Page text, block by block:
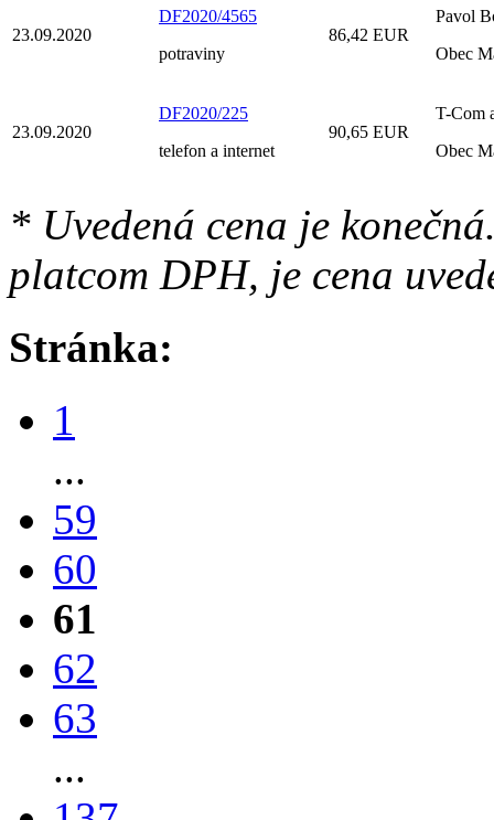
23.09.2020
DF2020/4565
potraviny
86,42 EUR
Pavol
Obec
23.09.2020
DF2020/225
telefon a internet
90,65 EUR
T-Com
Obec
* Uvedená cena je
platcom DPH, je cena
Stránka:
1
...
59
60
61
62
63
...